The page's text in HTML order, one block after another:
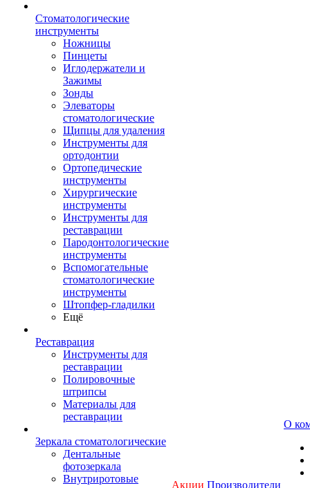
Стоматологические
инструменты
Ножницы
Пинцеты
Иглодержатели и
Зажимы
Зонды
Элеваторы
стоматологические
Щипцы для удаления
Инструменты для
ортодонтии
Ортопедические
инструменты
Хирургические
инструменты
Инструменты для
реставрации
Пародонтологические
инструменты
Вспомогательные
стоматологические
инструменты
Штопфер-гладилки
Ещё
Реставрация
Инструменты для
реставрации
Полировочные
штрипсы
Материалы для
реставрации
Зеркала стоматологические
Дентальные
фотозеркала
Внутриротовые
Акции Производители
О